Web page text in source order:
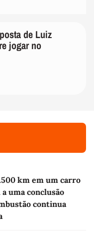
de Luiz
jogar no
km em um carro
uma conclusão
continua